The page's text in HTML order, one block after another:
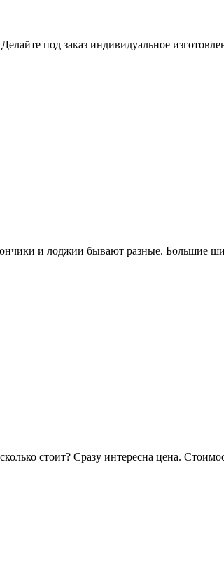
под заказ индивидуальное
и лоджии бывают разные. Большие
стоит? Сразу интересна цена.